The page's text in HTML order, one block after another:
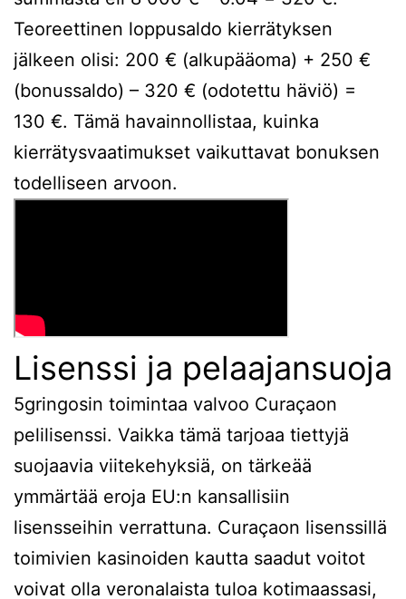
Teoreettinen loppusaldo kierrätyksen
jälkeen olisi: 200 € (alkupääoma) + 250 €
(bonussaldo) – 320 € (odotettu häviö) =
130 €. Tämä havainnollistaa, kuinka
kierrätysvaatimukset vaikuttavat bonuksen
todelliseen arvoon.
Lisenssi ja pelaajansuoja
5gringosin toimintaa valvoo Curaçaon
pelilisenssi. Vaikka tämä tarjoaa tiettyjä
suojaavia viitekehyksiä, on tärkeää
ymmärtää eroja EU:n kansallisiin
lisensseihin verrattuna. Curaçaon lisenssillä
toimivien kasinoiden kautta saadut voitot
voivat olla veronalaista tuloa kotimaassasi,